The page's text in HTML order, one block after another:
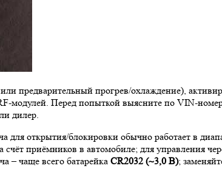
предварительный прогрев/охлаждение),
модулей. Перед попыткой выясните по VIN-
дилер.
для открытия/блокировки обычно работает в
приёмников в автомобиле; для управления
– чаще всего батарейка CR2032 (~3,0 В);